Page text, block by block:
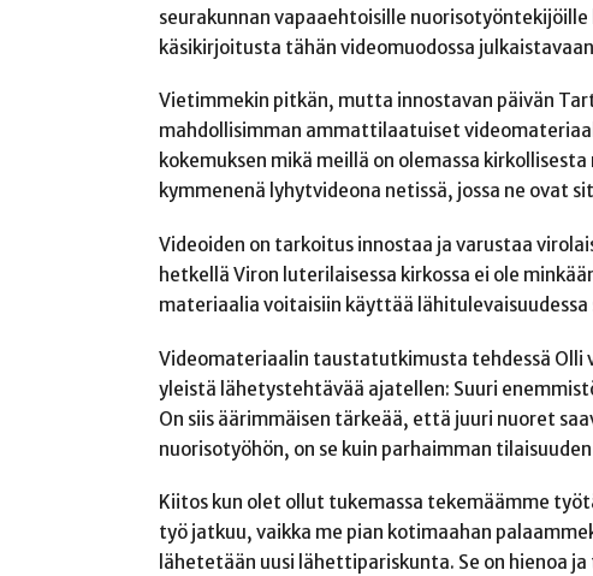
seurakunnan vapaaehtoisille
käsikirjoitusta tähän videomuodossa
Vietimmekin pitkän, mutta innostavan päivän
mahdollisimman ammattilaatuiset
kokemuksen mikä meillä on olemassa
kymmenenä lyhytvideona netissä, jossa ne ovat
Videoiden on tarkoitus innostaa ja varustaa
hetkellä Viron luterilaisessa kirkossa ei ole
materiaalia voitaisiin käyttää lähitulevaisuudessa
Videomateriaalin taustatutkimusta tehdessä Olli
yleistä lähetystehtävää ajatellen: Suuri
On siis äärimmäisen tärkeää, että juuri nuoret
nuorisotyöhön, on se kuin parhaimman
Kiitos kun olet ollut tukemassa tekemäämme
työ jatkuu, vaikka me pian kotimaahan
lähetetään uusi lähettipariskunta. Se on hienoa